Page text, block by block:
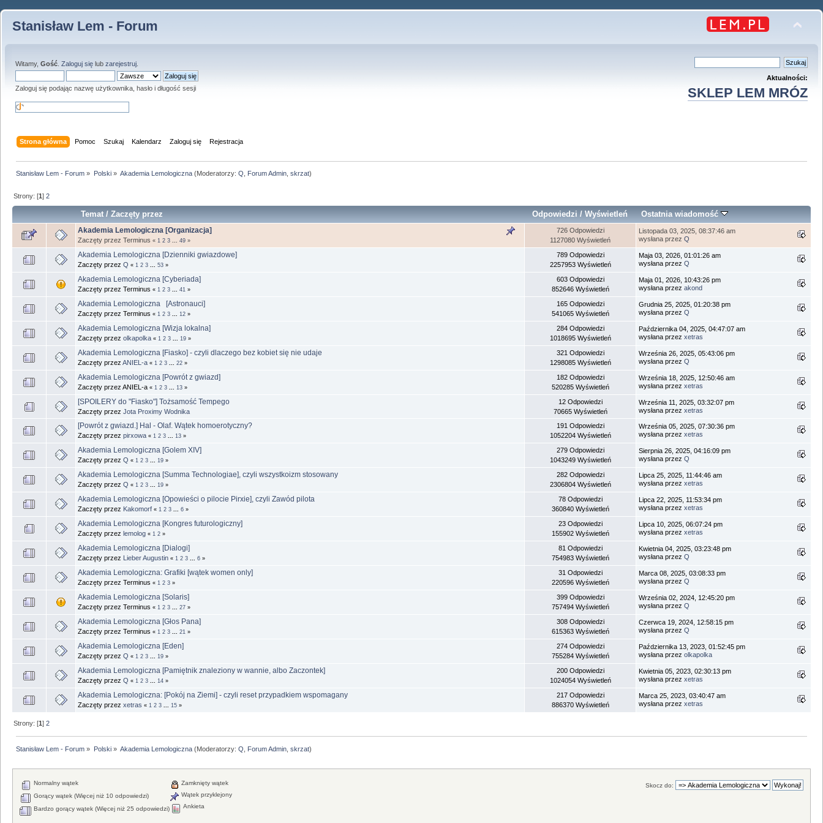
Stanisław Lem - Forum
Witamy, Gość Zaloguj się lub zarejestruj
Zaloguj się podając nazwę użytkownika, hasło i długość sesji
Aktualności:
SKLEP LEM MRÓZ
Strona główna Pomoc Szukaj Kalendarz Zaloguj się Rejestracja
Stanisław Lem - Forum » Polski» Akademia Lemologiczna(Moderatorzy: Q Forum Admin, skrzat)
Strony: [1]2
Temat/Zaczęty przez Odpowiedzi / Wyświetleń Ostatnia wiadomość
Akademia Lemologiczna [Organizacja]
Zaczęty przez Terminus « 1 2 3 49 »
726 Odpowiedzi
1127080 Wyświetleń
Listopada 03, 2025, 08:37:46 am
wysłana przez Q
Akademia Lemologiczna [Dzienniki gwiazdowe]
Zaczęty przez Q « 1 2 3 53 »
789 Odpowiedzi
2257953 Wyświetleń
Maja 03, 2026, 01:01:26 am
wysłana przez Q
Akademia Lemologiczna [Cyberiada]
Zaczęty przez Terminus « 1 2 3 41 »
603 Odpowiedzi
852646 Wyświetleń
Maja 01, 2026, 10:43:26 pm
wysłana przez akond
Akademia Lemologiczna [Astronauci]
Zaczęty przez Terminus « 1 2 3 12 »
165 Odpowiedzi
541065 Wyświetleń
Grudnia 25, 2025, 01:20:38 pm
wysłana przez Q
Akademia Lemologiczna [Wizja lokalna]
Zaczęty przez olkapolka « 1 2 3 19 »
284 Odpowiedzi
1018695 Wyświetleń
Października 04, 2025, 04:47:07 am
wysłana przez xetras
Akademia Lemologiczna [Fiasko] - czyli dlaczego bez kobiet się nie udaje
Zaczęty przez ANIEL-a « 1 2 3 22 »
321 Odpowiedzi
1298085 Wyświetleń
Września 26, 2025, 05:43:06 pm
wysłana przez Q
Akademia Lemologiczna [Powrót z gwiazd]
Zaczęty przez ANIEL-a « 1 2 3 13 »
182 Odpowiedzi
520285 Wyświetleń
Września 18, 2025, 12:50:46 am
wysłana przez xetras
[SPOILERY do "Fiasko"] Tożsamość Tempego
Zaczęty przez Jota Proximy Wodnika
12 Odpowiedzi
70665 Wyświetleń
Września 11, 2025, 03:32:07 pm
wysłana przez xetras
[Powrót z gwiazd.] Hal - Olaf. Wątek homoerotyczny?
Zaczęty przez pirxowa « 1 2 3 13 »
191 Odpowiedzi
1052204 Wyświetleń
Września 05, 2025, 07:30:36 pm
wysłana przez xetras
Akademia Lemologiczna [Golem XIV]
Zaczęty przez Q « 1 2 3 19 »
279 Odpowiedzi
1043249 Wyświetleń
Sierpnia 26, 2025, 04:16:09 pm
wysłana przez Q
Akademia Lemologiczna [Summa Technologiae], czyli wszystkoizm stosowany
Zaczęty przez Q « 1 2 3 19 »
282 Odpowiedzi
2306804 Wyświetleń
Lipca 25, 2025, 11:44:46 am
wysłana przez xetras
Akademia Lemologiczna [Opowieści o pilocie Pirxie], czyli Zawód pilota
Zaczęty przez Kakomorf « 1 2 3 6 »
78 Odpowiedzi
360840 Wyświetleń
Lipca 22, 2025, 11:53:34 pm
wysłana przez xetras
Akademia Lemologiczna [Kongres futurologiczny]
Zaczęty przez lemolog « 1 2 »
23 Odpowiedzi
155902 Wyświetleń
Lipca 10, 2025, 06:07:24 pm
wysłana przez xetras
Akademia Lemologiczna [Dialogi]
Zaczęty przez Lieber Augustin « 1 2 3 6 »
81 Odpowiedzi
754983 Wyświetleń
Kwietnia 04, 2025, 03:23:48 pm
wysłana przez Q
Akademia Lemologiczna: Grafiki [wątek women only]
Zaczęty przez Terminus « 1 2 3 »
31 Odpowiedzi
220596 Wyświetleń
Marca 08, 2025, 03:08:33 pm
wysłana przez Q
Akademia Lemologiczna [Solaris]
Zaczęty przez Terminus « 1 2 3 27 »
399 Odpowiedzi
757494 Wyświetleń
Września 02, 2024, 12:45:20 pm
wysłana przez Q
Akademia Lemologiczna [Głos Pana]
Zaczęty przez Terminus « 1 2 3 21 »
308 Odpowiedzi
615363 Wyświetleń
Czerwca 19, 2024, 12:58:15 pm
wysłana przez Q
Akademia Lemologiczna [Eden]
Zaczęty przez Q « 1 2 3 19 »
274 Odpowiedzi
755284 Wyświetleń
Października 13, 2023, 01:52:45 pm
wysłana przez olkapolka
Akademia Lemologiczna [Pamiętnik znaleziony w wannie, albo Zaczontek]
Zaczęty przez Q « 1 2 3 14 »
200 Odpowiedzi
1024054 Wyświetleń
Kwietnia 05, 2023, 02:30:13 pm
wysłana przez xetras
Akademia Lemologiczna: [Pokój na Ziemi] - czyli reset przypadkiem wspomagany
Zaczęty przez xetras « 1 2 3 15 »
217 Odpowiedzi
886370 Wyświetleń
Marca 25, 2023, 03:40:47 am
wysłana przez xetras
Strony: [1]2
Stanisław Lem - Forum » Polski» Akademia Lemologiczna(Moderatorzy: Q Forum Admin, skrzat)
Skocz do:
Normalny wątek
Gorący wątek (Więcej niż 10 odpowiedzi)
Bardzo gorący wątek (Więcej niż 25 odpowiedzi)
Zamknięty wątek
Wątek przyklejony
Ankieta